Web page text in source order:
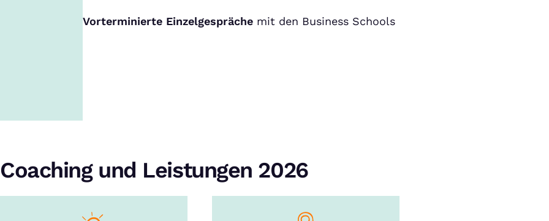
Vorterminierte Einzelgesprächemit den Business Schools
Coaching und Leistungen 2026